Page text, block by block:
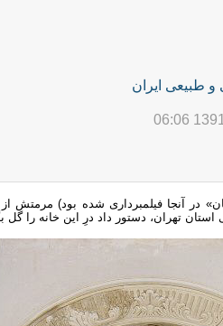
و طبيعی ایران
در آنجا فیلمبرداری شده بود) مرمتش
تهران، دستور داد درِ این خانه را گل